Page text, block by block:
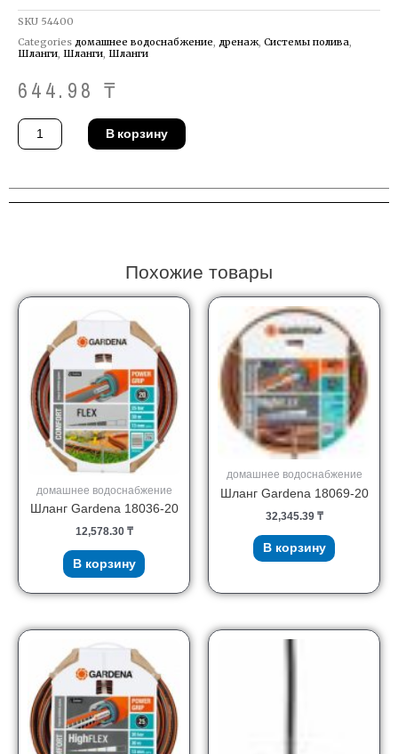
SKU 54400
Categories домашнее водоснабжение дренаж Системы полива
Шланги Шланги Шланги
644.98 ₸
Количество
товара
Шланг
В корзину
Похожие товары
домашнее водоснабжение
Шланг Gardena 18036-20
12,578.30 ₸
В корзину
домашнее водоснабжение
Шланг Gardena 18069-20
32,345.39 ₸
В корзину